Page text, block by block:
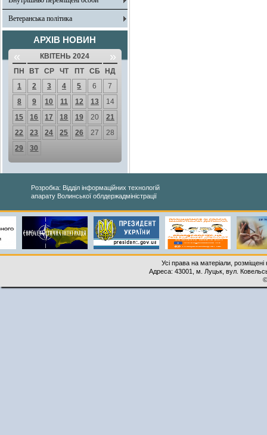
Ветеранська політика
АРХІВ НОВИН
« КВІТЕНЬ 2024 »
ПН ВТ СР ЧТ ПТ СБ
НД
1
2 3 4 5 6
7
8
9 10 11 12 13
14
15
16 17 18 19 20
21
22
23 24 25 26 27
28
29
30
Розробка: Відділ інформаційних технологій
апарату Волинської облдержадміністрації
Усі права на матеріали,
Адреса: 43001, м. Луцьк, вул.